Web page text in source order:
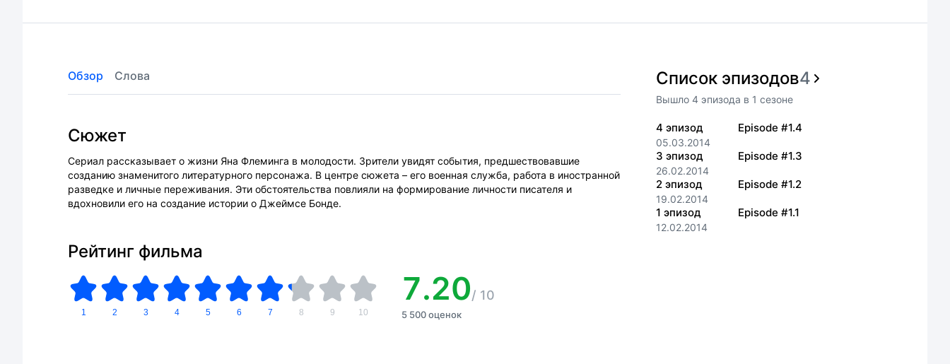
Обзор Слова
Сюжет
Сериал рассказывает о жизни Яна Флеминга в молодости. Зрители увидят события, предшествовавшие
созданию знаменитого литературного персонажа. В центре сюжета – его военная служба, работа в иностранной
разведке и личные переживания. Эти обстоятельства повлияли на формирование личности писателя и
вдохновили его на создание истории о Джеймсе Бонде.
Рейтинг фильма
1 2 3 4 5 6 7 8 9 10
7.20/ 10
5 500 оценок
Список эпизодов4
Вышло 4 эпизода в 1 сезоне
4 эпизод
05.03.2014
Episode #1.4
3 эпизод
26.02.2014
Episode #1.3
2 эпизод
19.02.2014
Episode #1.2
1 эпизод
12.02.2014
Episode #1.1